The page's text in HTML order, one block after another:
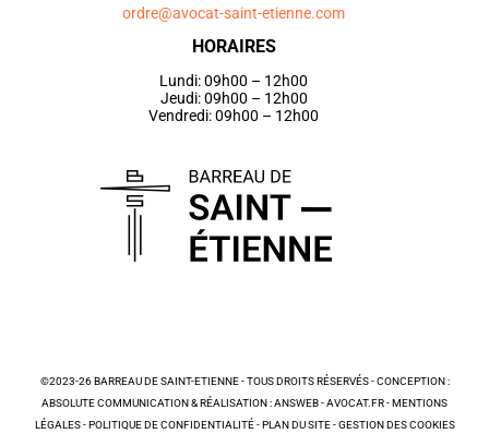
ordre@avocat-saint-etienne.com
HORAIRES
Lundi: 09h00 – 12h00
Jeudi: 09h00 – 12h00
Vendredi: 09h00 – 12h00
©2023-26 BARREAU DE SAINT-ETIENNE - TOUS DROITS RÉSERVÉS - CONCEPTION :
ABSOLUTE COMMUNICATION & RÉALISATION : ANSWEB -AVOCAT.FR-MENTIONS
LÉGALES-POLITIQUE DE CONFIDENTIALITÉ-PLAN DU SITE-GESTION DES COOKIES